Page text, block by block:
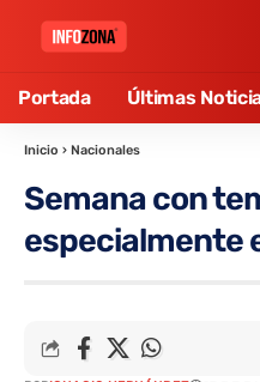
Portada Últimas
Inicio › Nacionales
Semana con
especialmente